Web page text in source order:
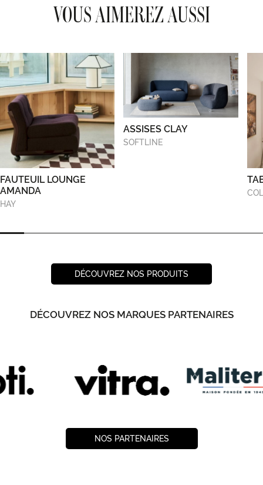
VOUS AIMEREZ AUSSI
FAUTEUIL LOUNGE
AMANDA
HAY
ASSISES CLAY
SOFTLINE
DÉCOUVREZ NOS PRODUITS
DÉCOUVREZ NOS MARQUES PARTENAIRES
NOS PARTENAIRES